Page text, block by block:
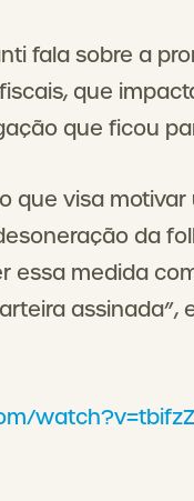
fala sobre a
que
que ficou
que visa motivar
da
essa medida
assinada”,